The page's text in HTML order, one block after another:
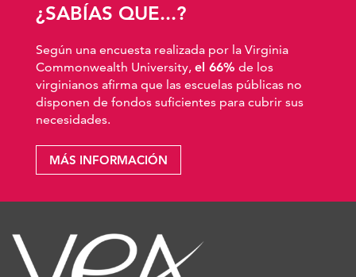
¿SABÍAS QUE...?
Según una encuesta realizada por la Virginia
Commonwealth University, el 66% de los
virginianos afirma que las escuelas públicas no
disponen de fondos suficientes para cubrir sus
necesidades.
MÁS INFORMACIÓN